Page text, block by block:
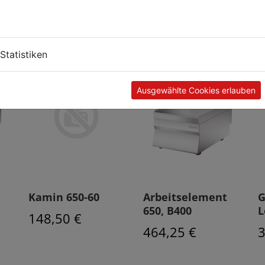
Kamin 650-60
148,50 €
Arbeitselement
650, B400
464,25 €
Statistiken
Ausgewählte Cookies erlauben